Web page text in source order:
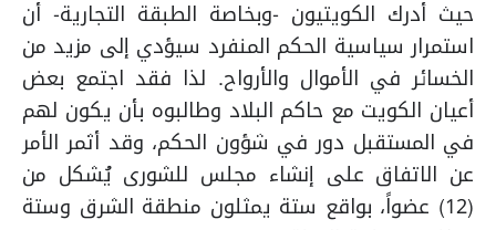
حيث أدرك الكويتيون -وبخاصة الطبقة التجارية- أن
استمرار سياسية الحكم المنفرد سيؤدي إلى مزيد من
الخسائر في الأموال والأرواح. لذا فقد اجتمع بعض
أعيان الكويت مع حاكم البلاد وطالبوه بأن يكون لهم
في المستقبل دور في شؤون الحكم، وقد أثمر الأمر
عن الاتفاق على إنشاء مجلس للشورى يُشكل من
(12) عضواً، بواقع ستة يمثلون منطقة الشرق وستة